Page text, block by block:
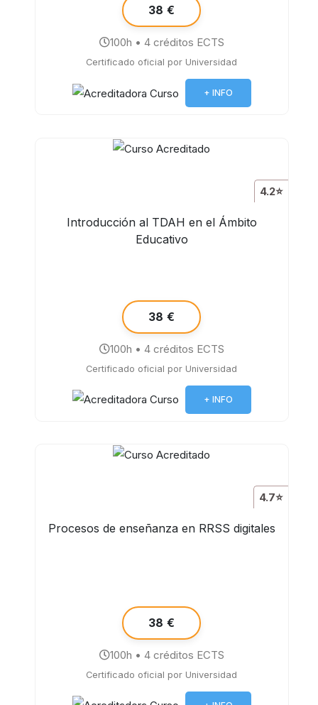
38 €
100h • 4 créditos ECTS
Certificado oficial por Universidad
+ INFO
4.2⭐
Introducción al TDAH en el Ámbito
Educativo
38 €
100h • 4 créditos ECTS
Certificado oficial por Universidad
+ INFO
4.7⭐
Procesos de enseñanza en RRSS digitales
38 €
100h • 4 créditos ECTS
Certificado oficial por Universidad